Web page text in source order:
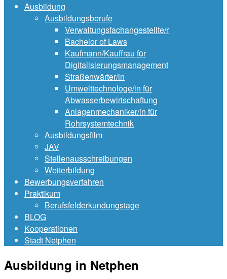
Ausbildung
Ausbildungsberufe
Verwaltungsfachangestellte/r
Bachelor of Laws
Kaufmann/Kauffrau für
Digitalisierungsmanagement
Straßenwärter/in
Umwelttechnologe/in für
Abwasserbewirtschaftung
Anlagenmechaniker/in für
Rohrsystemtechnik
Ausbildungsfilm
JAV
Stellenausschreibungen
Weiterbildung
Bewerbungsverfahren
Praktikum
Berufsfelderkundungstage
BLOG
Kooperationen
Stadt Netphen
Ausbildung in Netphen